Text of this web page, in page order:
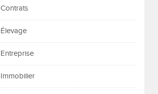
Contrats
Élevage
Entreprise
Immobilier